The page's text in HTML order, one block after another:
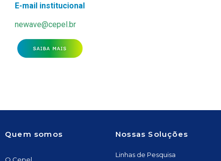
E-mail institucional
newave@cepel.br
Quem somos Nossas Soluções
Linhas de Pesquisa